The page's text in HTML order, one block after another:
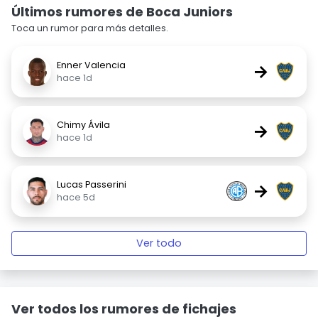
Últimos rumores de Boca Juniors
Toca un rumor para más detalles.
Enner Valencia
hace 1d
→
Chimy Ávila
hace 1d
→
Lucas Passerini
hace 5d
→
Ver todo
Ver todos los rumores de fichajes